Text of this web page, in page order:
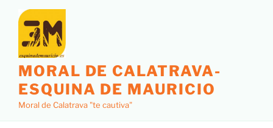
contenido
MORAL DE CALATRAVA-
ESQUINA DE MAURICIO
Moral de Calatrava "te cautiva"